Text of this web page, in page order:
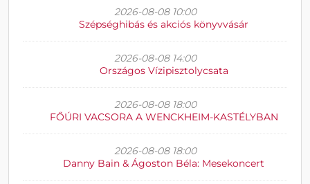
2026-08-08 10:00
Szépséghibás és akciós könyvvásár
2026-08-08 14:00
Országos Vízipisztolycsata
2026-08-08 18:00
FŐÚRI VACSORA A WENCKHEIM-KASTÉLYBAN
2026-08-08 18:00
Danny Bain & Ágoston Béla: Mesekoncert